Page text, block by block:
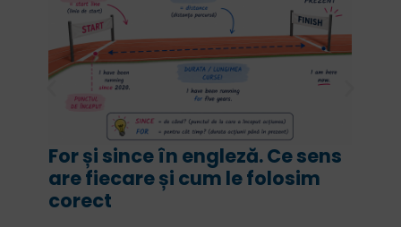
For și since în engleză. Ce sens
are fiecare și cum le folosim
corect